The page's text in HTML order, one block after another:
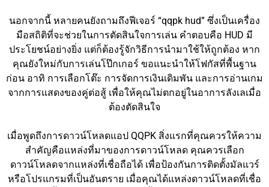
นอกจากนี้ หลายคนยังถามถึงฟีเจอร์ “qqpk hud” ซึ่งเป็นเครื่อง
มือสถิติที่จะช่วยในการตัดสินใจการเล่น คำตอบคือ HUD มี
ประโยชน์อย่างยิ่ง แต่ก็ต้องรู้จักวิธีการนำมาใช้ให้ถูกต้อง หาก
คุณยังใหม่กับการเล่นโป๊กเกอร์ ขอแนะนำให้โฟกัสที่พื้นฐาน
ก่อน อาทิ การเลือกโต๊ะ การจัดการเงินเดิมพัน และการอ่านเกม
จากการแสดงของคู่ต่อสู้ เพื่อให้คุณไม่ตกอยู่ในอาการลังเลเมื่อ
ต้องตัดสินใจ
เมื่อพูดถึงการดาวน์โหลดแอป QQPK สิ่งแรกที่คุณควรให้ความ
สำคัญคือแหล่งที่มาของการดาวน์โหลด คุณควรเลือก
ดาวน์โหลดจากแหล่งที่เชื่อถือได้ เพื่อป้องกันการติดตั้งมัลแวร์
หรือโปรแกรมที่เป็นอันตราย เมื่อคุณได้แหล่งดาวน์โหลดที่เชื่อ